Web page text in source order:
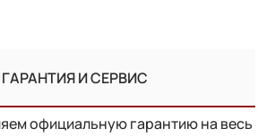
ГАРАНТИЯ И СЕРВИС
официальную гарантию на весь